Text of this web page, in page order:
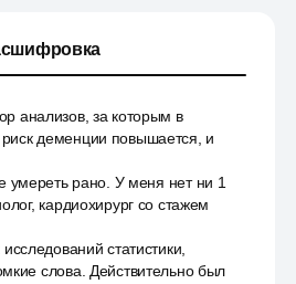
анализов, за которым в
деменции повышается, и
умереть рано. У меня нет ни 1
кардиохирург со стажем
статистики,
слова. Действительно был